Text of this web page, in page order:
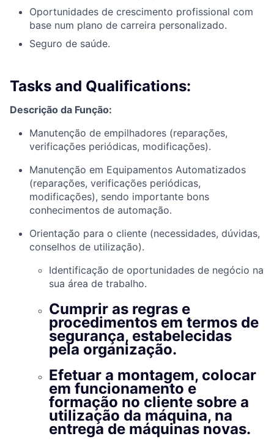
Oportunidades de crescimento profissional com
base num plano de carreira personalizado.
Seguro de saúde.
Tasks and Qualifications:
Descrição da Função:
Manutenção de empilhadores (reparações,
verificações periódicas, modificações).
Manutenção em Equipamentos Automatizados
(reparações, verificações periódicas,
modificações), sendo importante bons
conhecimentos de automação.
Orientação para o cliente (necessidades, dúvidas,
conselhos de utilização).
Identificação de oportunidades de negócio na
sua área de trabalho.
Cumprir as regras e
procedimentos em termos de
segurança, estabelecidas
pela organização.
Efetuar a montagem, colocar
em funcionamento e
formação no cliente sobre a
utilização da máquina, na
entrega de máquinas novas.